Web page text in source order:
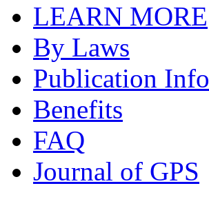
LEARN MORE
By Laws
Publication Info
Benefits
FAQ
Journal of GPS